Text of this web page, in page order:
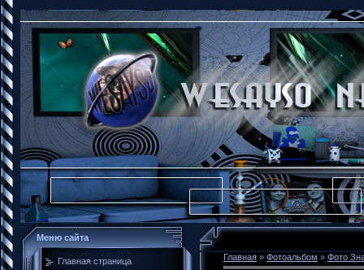
Меню сайта
Главная страница
Главная » Фотоальбом » Фото